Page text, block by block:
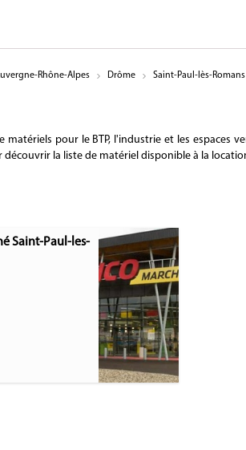
Rhône-Alpes Drôme Saint-Paul-lès-Romans
pour le BTP, l'industrie et les espaces
la liste de matériel disponible à la
Saint-Paul-les-